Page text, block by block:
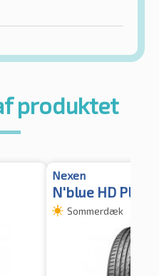
produktet
Nexen
N'blue HD Plus
Sommerdæk